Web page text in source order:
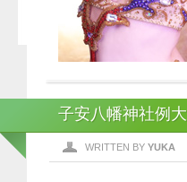
子安八幡神社例
WRITTEN BY YUKA